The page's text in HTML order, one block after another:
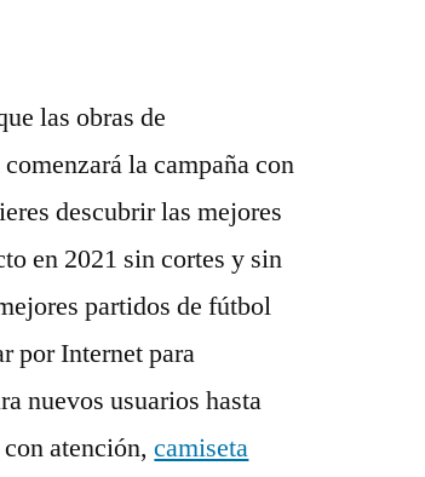
las obras de
la campaña con
descubrir las mejores
en 2021 sin cortes y sin
partidos de fútbol
por Internet para
nuevos usuarios hasta
con atención,camiseta